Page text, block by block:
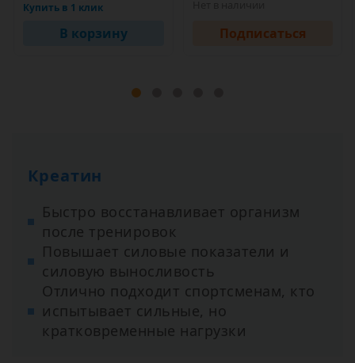
Купить в 1 клик
В корзину Подписаться
Креатин
Быстро восстанавливает организм
после тренировок
Повышает силовые показатели и
силовую выносливость
Отлично подходит спортсменам, кто
испытывает сильные, но
кратковременные нагрузки